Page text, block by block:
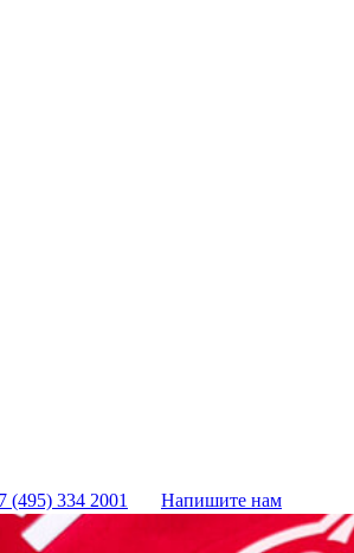
(495) 334 2001 Напишите нам